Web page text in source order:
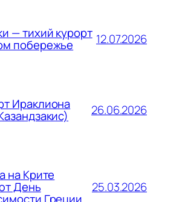
— тихий курорт
побережье 12.07.2026
Ираклиона 26.06.2026
на Крите
День 25.03.2026